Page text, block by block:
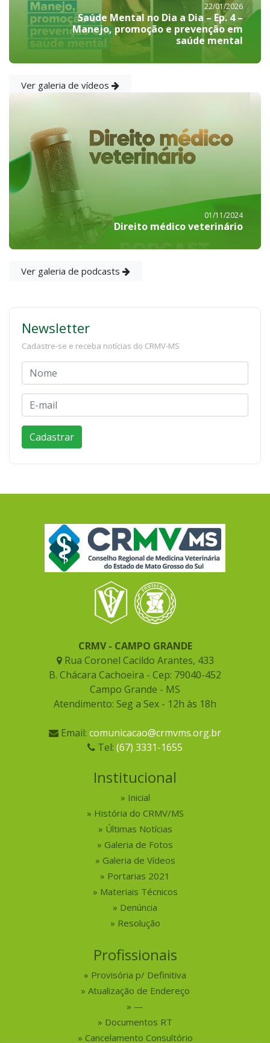
22/01/2026
Saúde Mental no Dia a Dia – Ep. 4 –
Manejo, promoção e prevenção em
saúde mental
Ver galeria de vídeos
01/11/2024
Direito médico veterinário
Ver galeria de podcasts
Newsletter
Cadastre-se e receba notícias do CRMV-MS
CRMV - CAMPO GRANDE
Rua Coronel Cacildo Arantes, 433
B. Chácara Cachoeira - Cep: 79040-452
Campo Grande - MS
Atendimento: Seg a Sex - 12h às 18h
Email: comunicacao@crmvms.org.br
Tel: (67) 3331-1655
Institucional
Inicial
História do CRMV/MS
Últimas Notícias
Galeria de Fotos
Galeria de Vídeos
Portarias 2021
Materiais Técnicos
Denúncia
Resolução
Profissionais
Provisória p/ Definitiva
Atualização de Endereço
—
Documentos RT
Cancelamento Consultório